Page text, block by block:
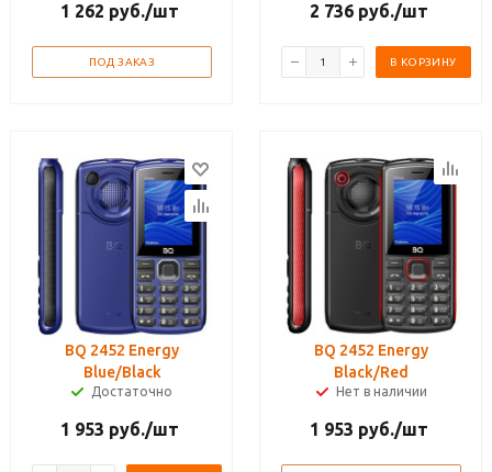
1 262 руб./шт
ПОД ЗАКАЗ
2 736 руб./шт
В КОРЗИНУ
BQ 2452 Energy
Blue/Black
Достаточно
1 953 руб./шт
BQ 2452 Energy
Black/Red
Нет в наличии
1 953 руб./шт